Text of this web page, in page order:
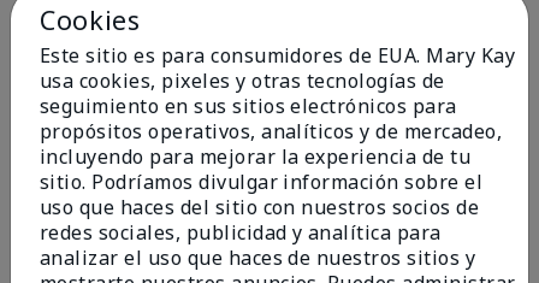
Conclusión
Sí, recomendaría a un amigo
¿Le ha resultado útil esta
opinión?
15 0
Marcar esta opinión
Cookies
Este sitio es para consumidores de EUA. Mary Kay
usa cookies, pixeles y otras tecnologías de
seguimiento en sus sitios electrónicos para
propósitos operativos, analíticos y de mercadeo,
incluyendo para mejorar la experiencia de tu
sitio. Podríamos divulgar información sobre el
uso que haces del sitio con nuestros socios de
redes sociales, publicidad y analítica para
analizar el uso que haces de nuestros sitios y